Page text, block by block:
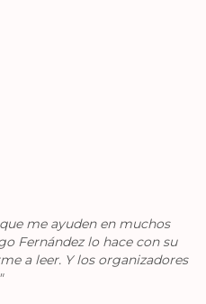
me ayuden en muchos
Fernández lo hace con su
a leer. Y los organizadores